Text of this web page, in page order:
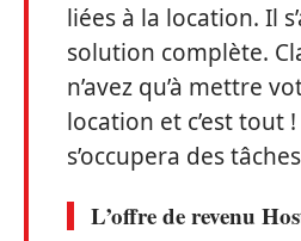
liées à la location. Il
solution complète.
n’avez qu’à mettre
location et c’est tout
s’occupera des
L’offre de revenu